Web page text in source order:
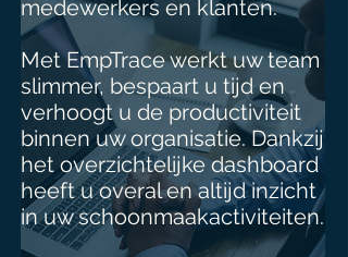
medewerkers en klanten.
Met EmpTrace werkt uw team
slimmer, bespaart u tijd en
verhoogt u de productiviteit
binnen uw organisatie. Dankzij
het overzichtelijke dashboard
heeft u overal en altijd inzicht
in uw schoonmaakactiviteiten.